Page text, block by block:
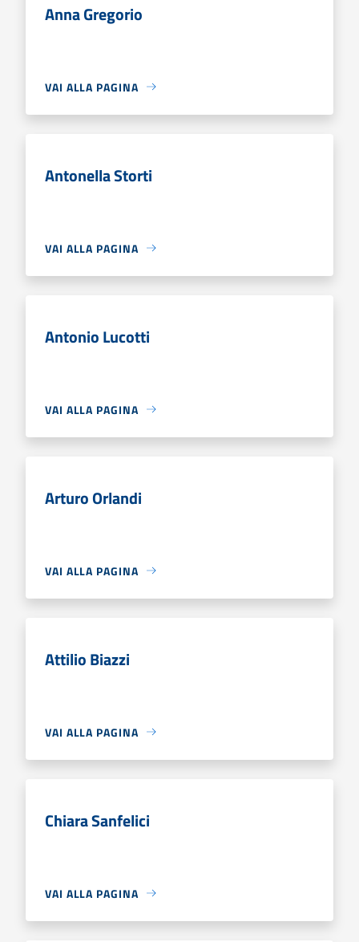
Anna Gregorio
VAI ALLA PAGINA
Antonella Storti
VAI ALLA PAGINA
Antonio Lucotti
VAI ALLA PAGINA
Arturo Orlandi
VAI ALLA PAGINA
Attilio Biazzi
VAI ALLA PAGINA
Chiara Sanfelici
VAI ALLA PAGINA